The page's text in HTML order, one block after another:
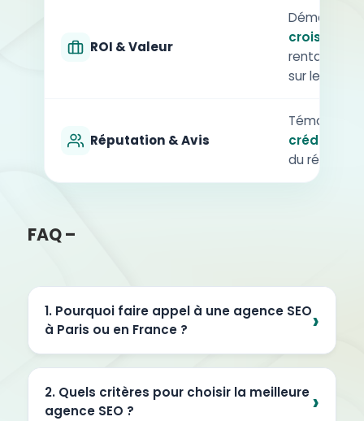
ROI & Valeur
rentabilité
sur le long
Réputation & Avis
crédibilité
du
FAQ –
1. Pourquoi faire appel à une agence SEO
à Paris ou en France ?
2. Quels critères pour choisir la meilleure
agence SEO ?